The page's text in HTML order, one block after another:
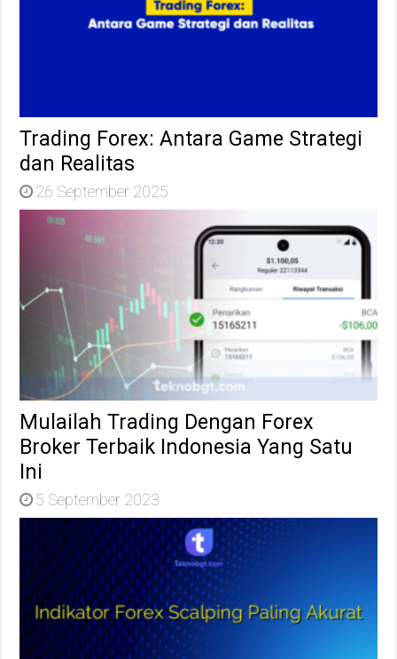
Trading Forex: Antara Game Strategi
dan Realitas
26 September 2025
Mulailah Trading Dengan Forex
Broker Terbaik Indonesia Yang Satu
Ini
5 September 2023